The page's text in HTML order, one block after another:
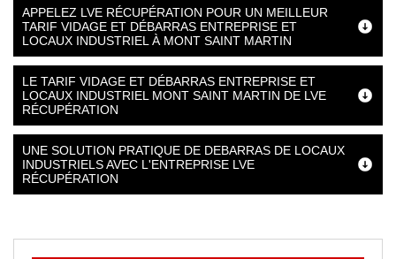
APPELEZ LVE RÉCUPÉRATION POUR UN MEILLEUR
TARIF VIDAGE ET DÉBARRAS ENTREPRISE ET
LOCAUX INDUSTRIEL À MONT SAINT MARTIN
LE TARIF VIDAGE ET DÉBARRAS ENTREPRISE ET
LOCAUX INDUSTRIEL MONT SAINT MARTIN DE LVE
RÉCUPÉRATION
UNE SOLUTION PRATIQUE DE DEBARRAS DE LOCAUX
INDUSTRIELS AVEC L'ENTREPRISE LVE
RÉCUPÉRATION